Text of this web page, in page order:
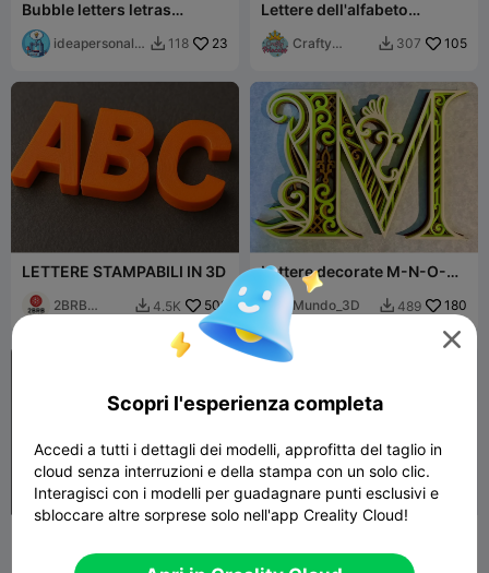
Bubble letters letras
burbujas
ideapersonal3
 118 23
Lettere dell'alfabeto
impilabili e autoportanti
Crafty
 307 105
LETTERE STAMPABILI IN 3D
2BRB
 4.5K 509
Lettere decorate M-N-O-P -
4/7
Mundo_3D  489 180
Prit P  762 193 Denis_3D 

Scopri l'esperienza completa
Accedi a tutti i dettagli dei modelli, approfitta del taglio in
cloud senza interruzioni e della stampa con un solo clic.
Interagisci con i modelli per guadagnare punti esclusivi e
sbloccare altre sorprese solo nell'app Creality Cloud!